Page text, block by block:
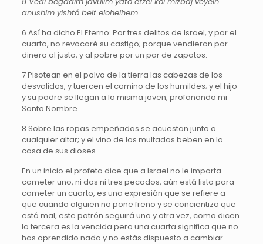
anushim yishtó beit eloheihem.
6 Así ha dicho El Eterno: Por tres delitos de Israel, y por el
cuarto, no revocaré su castigo; porque vendieron por
dinero al justo, y al pobre por un par de zapatos.
7 Pisotean en el polvo de la tierra las cabezas de los
desvalidos, y tuercen el camino de los humildes; y el hijo
y su padre se llegan a la misma joven, profanando mi
Santo Nombre.
8 Sobre las ropas empeñadas se acuestan junto a
cualquier altar; y el vino de los multados beben en la
casa de sus dioses.
En un inicio el profeta dice que a Israel no le importa
cometer uno, ni dos ni tres pecados, aún está listo para
cometer un cuarto, es una expresión que se refiere a
que cuando alguien no pone freno y se concientiza que
está mal, este patrón seguirá una y otra vez, como dicen
la tercera es la vencida pero una cuarta significa que no
has aprendido nada y no estás dispuesto a cambiar.